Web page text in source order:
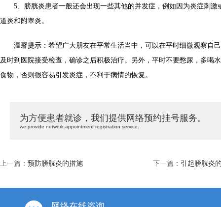
5、膀胱炎患者一般还会出现一些其他的并发症，例如因为炎症刺激
道炎和附睾炎。
温馨提示：希望广大朋友在平常生活当中，可以在平时细微观察自
及时到医院接受检查，确诊之后积极治疗。另外，平时不要憋尿，多喝
食物，否则很容易引发炎症，不利于病情的恢复。
为方便患者就诊，我们提供网络预约挂号服务。
we provide network appointment registration service.
上一篇： 预防膀胱炎的措施 下一篇： 引起膀胱炎